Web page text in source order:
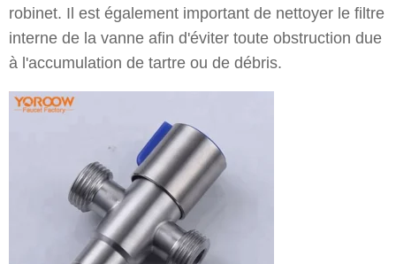
robinet. Il est également important de nettoyer le filtre
interne de la vanne afin d'éviter toute obstruction due
à l'accumulation de tartre ou de débris.